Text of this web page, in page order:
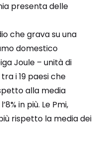
presenta delle
che grava su una
domestico
Joule – unità di
i 19 paesi che
alla media
in più. Le Pmi,
rispetto la media dei